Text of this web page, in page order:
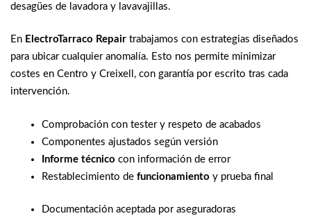
desagües de lavadora y lavavajillas.
En ElectroTarraco Repair trabajamos con estrategias diseñados
para ubicar cualquier anomalía. Esto nos permite minimizar
costes en Centro y Creixell, con garantía por escrito tras cada
intervención.
Comprobación con tester y respeto de acabados
Componentes ajustados según versión
Informe técnico con información de error
Restablecimiento de funcionamiento y prueba final
Documentación aceptada por aseguradoras